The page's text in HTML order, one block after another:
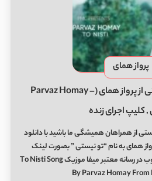
پرواز همای
دانلود آهنگ تو نیستی از پرواز همای (Parvaz Homay –
از همراهان همیشگی ما باشید با دانلود
همای به نام “تو نیستی ” بصورت لینک
مستقیم و با 2 کیفیت عالی و خوب در رسانه معتبر میفا موزیک To Nisti Song
By Parvaz Homay